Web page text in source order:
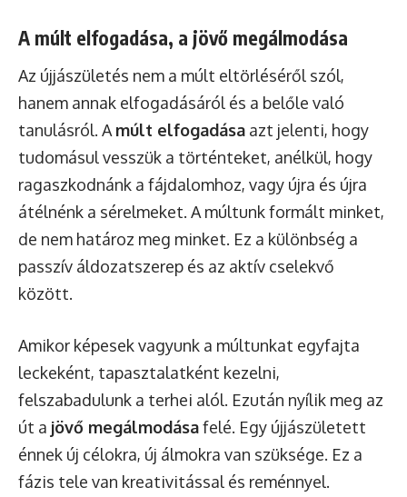
A múlt elfogadása, a jövő megálmodása
Az újjászületés nem a múlt eltörléséről szól,
hanem annak elfogadásáról és a belőle való
tanulásról. A múlt elfogadása azt jelenti, hogy
tudomásul vesszük a történteket, anélkül, hogy
ragaszkodnánk a fájdalomhoz, vagy újra és újra
átélnénk a sérelmeket. A múltunk formált minket,
de nem határoz meg minket. Ez a különbség a
passzív áldozatszerep és az aktív cselekvő
között.
Amikor képesek vagyunk a múltunkat egyfajta
leckeként, tapasztalatként kezelni,
felszabadulunk a terhei alól. Ezután nyílik meg az
út a jövő megálmodásafelé. Egy újjászületett
énnek új célokra, új álmokra van szüksége. Ez a
fázis tele van kreativitással és reménnyel.